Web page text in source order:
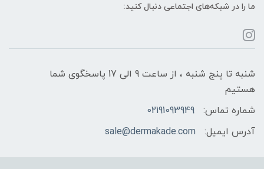
ما را در شبکه‌های اجتماعی دنبال کنید:
شنبه تا پنج شنبه ، از ساعت 9 الی 17 پاسخگوی شما
هستیم
شماره تماس:
02191093949
آدرس ایمیل:
sale@dermakade.com